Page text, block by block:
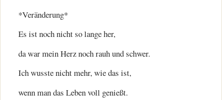
*Veränderung*
Es ist noch nicht so lange her,
da war mein Herz noch rauh und schwer.
Ich wusste nicht mehr, wie das ist,
wenn man das Leben voll genießt.